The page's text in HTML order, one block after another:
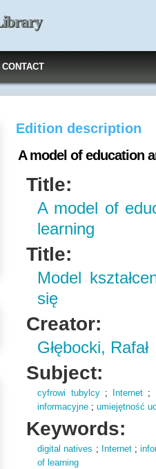
CONTACT
Edition description
A model of education
Title:
A model of
learning
Title:
Model
się
Creator:
Głębocki, Rafał
Subject:
cyfrowi tubylcy; Internet ;
informacyjne ;umiejętność
Keywords:
digital natives ; Internet;
of learning